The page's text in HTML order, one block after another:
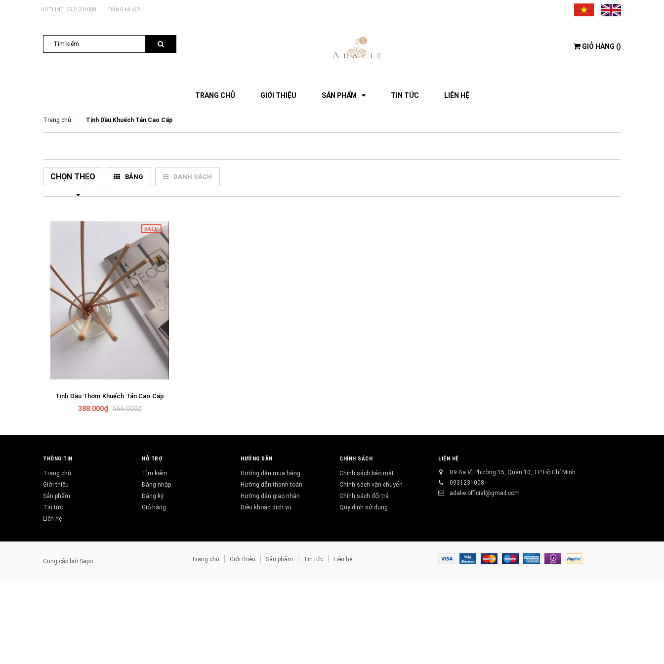
HOTLINE: 0931231008 ĐĂNG NHẬP
GIỎ HÀNG ()
TRANG CHỦ GIỚI THIỆU SẢN PHẨM TIN TỨC LIÊN HỆ
Trang chủ Tinh Dầu Khuếch Tán Cao Cấp
CHỌN THEO BẢNG DANH SÁCH
SALE
GIỎ HÀNG
Tinh Dầu Thơm Khuếch Tán Cao Cấp
388.000₫ 566.000₫
THÔNG TIN
Trang chủ
Giới thiệu
Sản phẩm
Tin tức
Liên hệ
HỖ TRỢ
Tìm kiếm
Đăng nhập
Đăng ký
Giỏ hàng
HƯỚNG DẪN
Hướng dẫn mua hàng
Hướng dẫn thanh toán
Hướng dẫn giao nhận
Điều khoản dịch vụ
CHÍNH SÁCH
Chính sách bảo mật
Chính sách vận chuyển
Chính sách đổi trả
Quy định sử dụng
LIÊN HỆ
R9 Ba Vì Phường 15, Quận 10, TP Hồ Chí Minh
0931231008
adalie.official@gmail.com
Cung cấp bởi Sapo Trang chủ Giới thiệu Sản phẩm Tin tức Liên hệ